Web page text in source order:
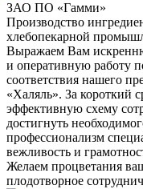
ЗАО ПО «Гамми»
Производство
хлебопекарной
Выражаем Вам
и оперативную работу
соответствия нашего
«Халяль». За короткий
эффективную схему
достигнуть
профессионализм
вежливость и
Желаем процветания
плодотворное